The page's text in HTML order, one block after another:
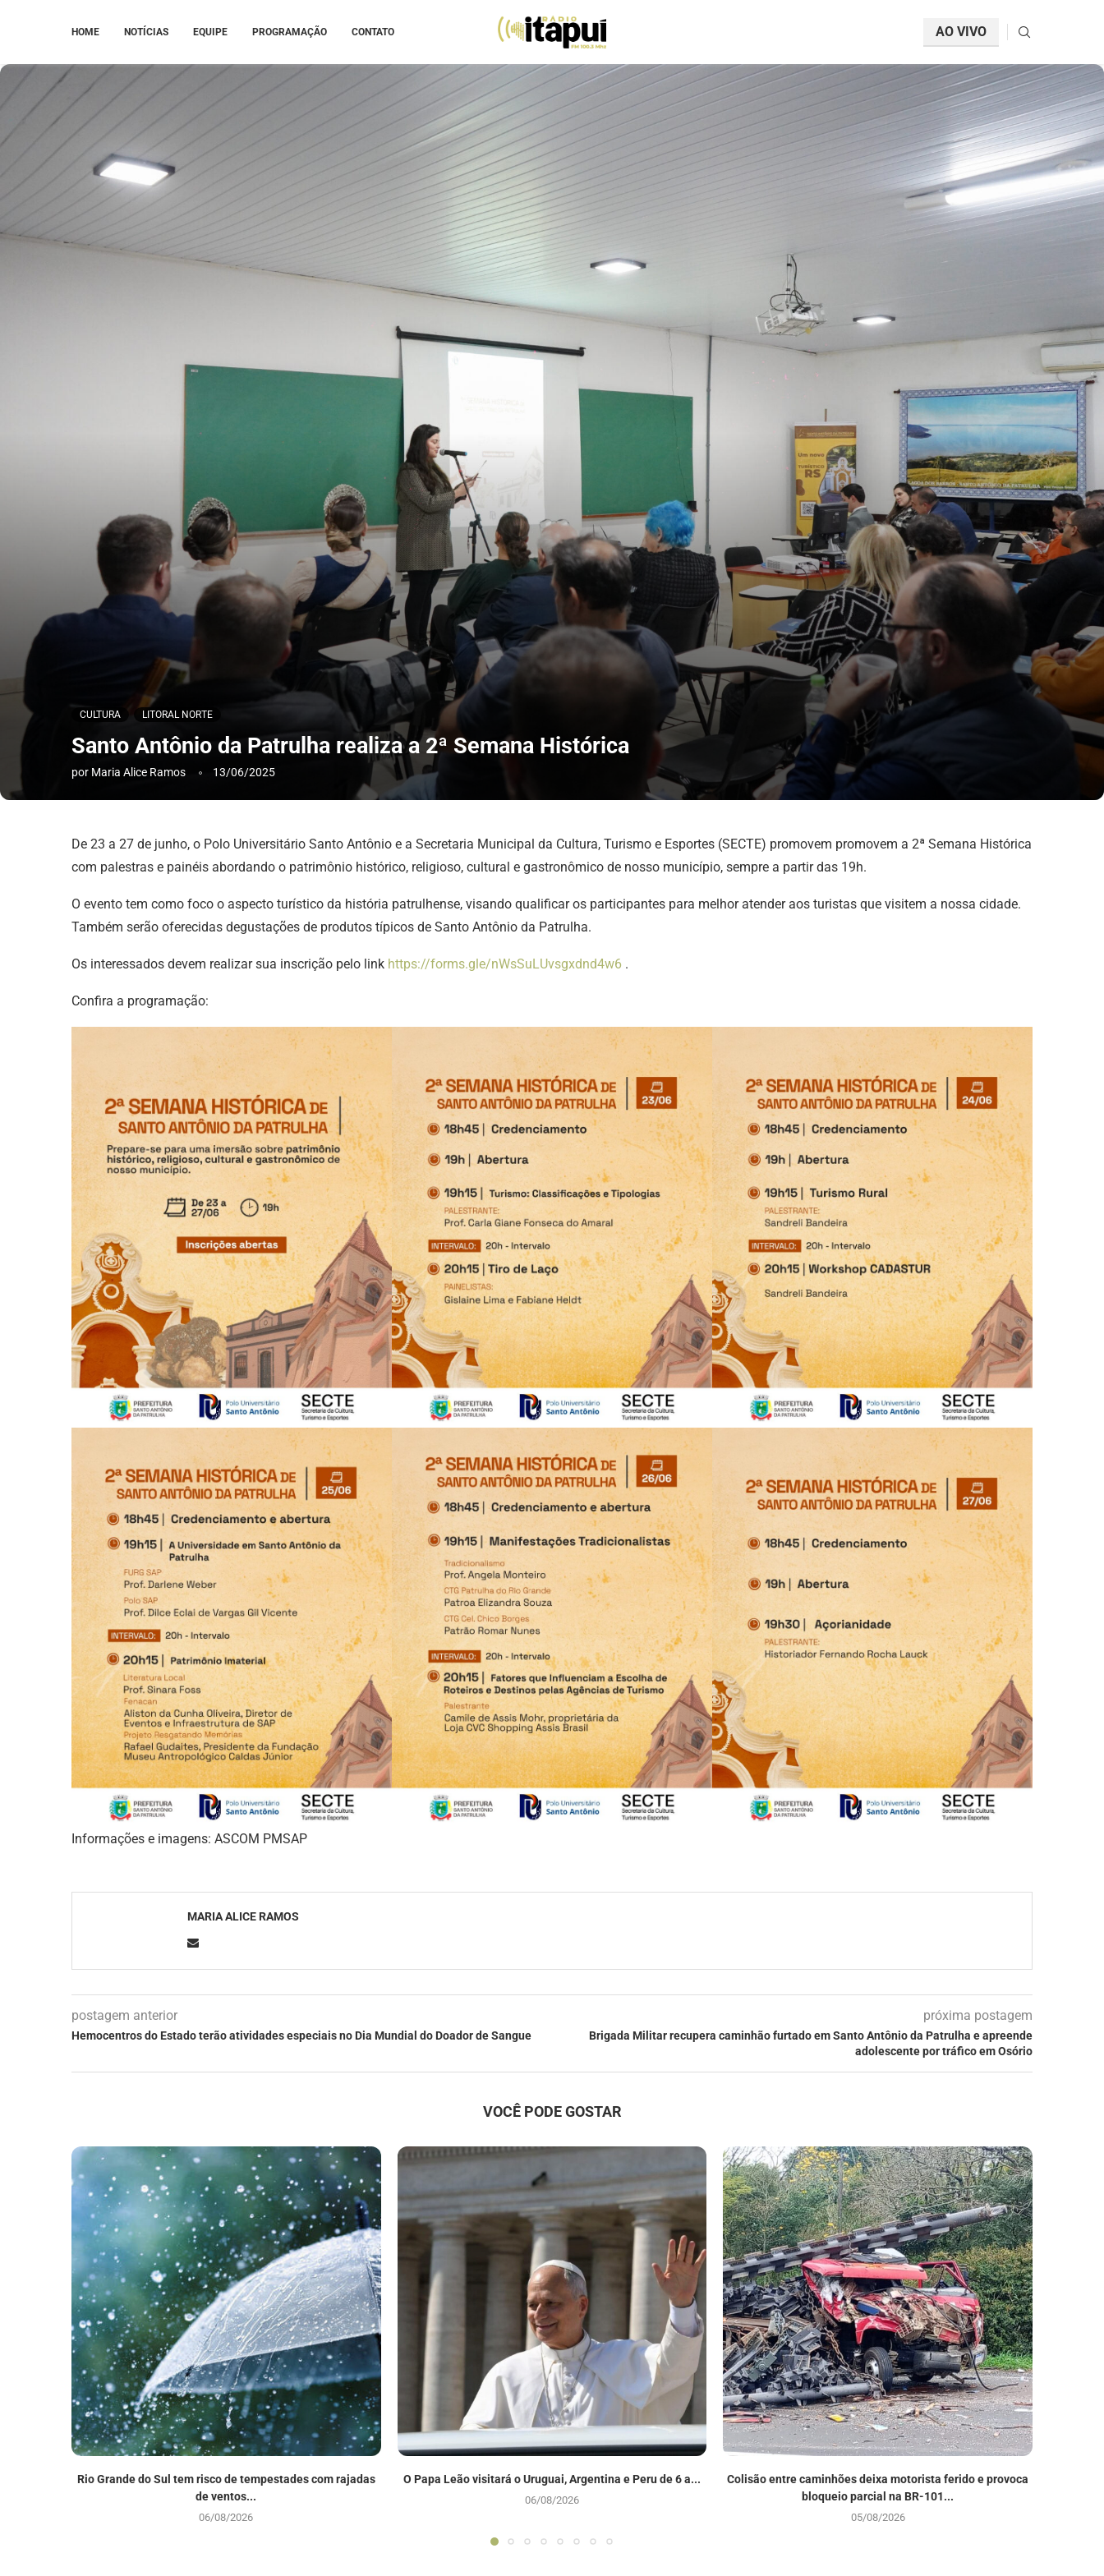
HOME NOTÍCIAS EQUIPE PROGRAMAÇÃO CONTATO AO VIVO
CULTURA LITORAL NORTE
Santo Antônio da Patrulha realiza a 2ª Semana Histórica
por Maria Alice Ramos 13/06/2025
De 23 a 27 de junho, o Polo Universitário Santo Antônio e a Secretaria Municipal da Cultura, Turismo e Esportes (SECTE) promovem promovem a 2ª Semana Histórica
com palestras e painéis abordando o patrimônio histórico, religioso, cultural e gastronômico de nosso município, sempre a partir das 19h.
O evento tem como foco o aspecto turístico da história patrulhense, visando qualificar os participantes para melhor atender aos turistas que visitem a nossa cidade.
Também serão oferecidas degustações de produtos típicos de Santo Antônio da Patrulha.
Os interessados devem realizar sua inscrição pelo link https://forms.gle/nWsSuLUvsgxdnd4w6 .
Confira a programação:
Informações e imagens: ASCOM PMSAP
MARIA ALICE RAMOS
postagem anterior
Hemocentros do Estado terão atividades especiais no Dia Mundial do Doador de Sangue
próxima postagem
Brigada Militar recupera caminhão furtado em Santo Antônio da Patrulha e apreende
adolescente por tráfico em Osório
VOCÊ PODE GOSTAR
Rio Grande do Sul tem risco de tempestades com rajadas
de ventos...
06/08/2026
O Papa Leão visitará o Uruguai, Argentina e Peru de 6 a...
06/08/2026
Colisão entre caminhões deixa motorista ferido e provoca
bloqueio parcial na BR-101...
05/08/2026